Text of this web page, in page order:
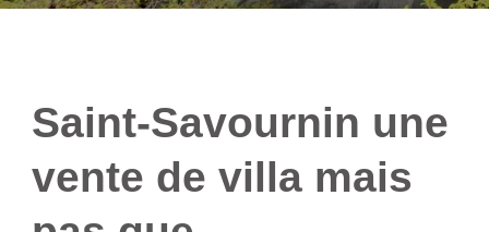
Saint-Savournin une
vente de villa mais